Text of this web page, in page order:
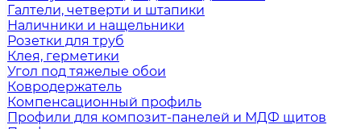
Галтели, четверти и штапики
Наличники и нащельники
Розетки для труб
Клея, герметики
Угол под тяжелые обои
Ковродержатель
Компенсационный профиль
Профили для композит-панелей и МДФ щитов